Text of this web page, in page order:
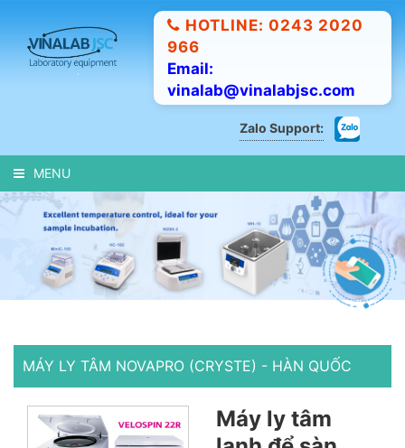
HOTLINE: 0243 2020
966
Email:
vinalab@vinalabjsc.com
Zalo Support:
MENU
MÁY LY TÂM NOVAPRO (CRYSTE) - HÀN QUỐC
Máy ly tâm